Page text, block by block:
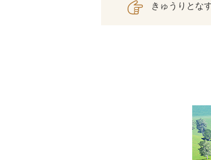
きゅうりとな